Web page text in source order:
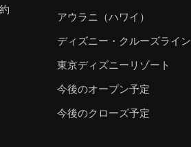
アウラニ（ハワイ）
ディズニー・クルーズライン
東京ディズニーリゾート
今後のオープン予定
今後のクローズ予定